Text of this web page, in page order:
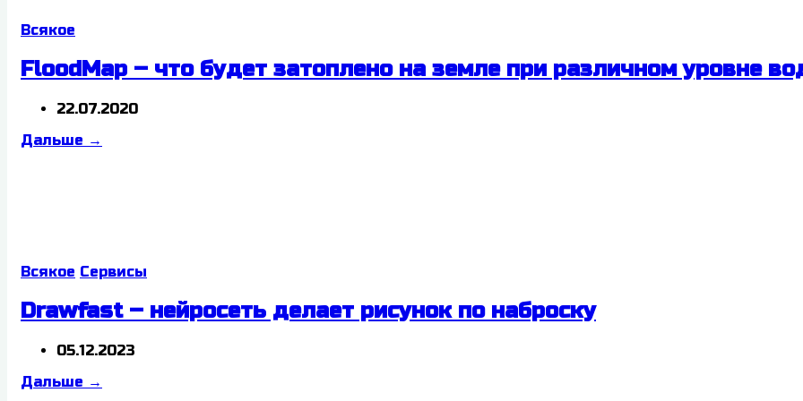
Всякое
FloodMap – что будет затоплено на земле при различном уровне
22.07.2020
Дальше →
Всякое Сервисы
Drawfast – нейросеть делает рисунок по наброску
05.12.2023
Дальше →